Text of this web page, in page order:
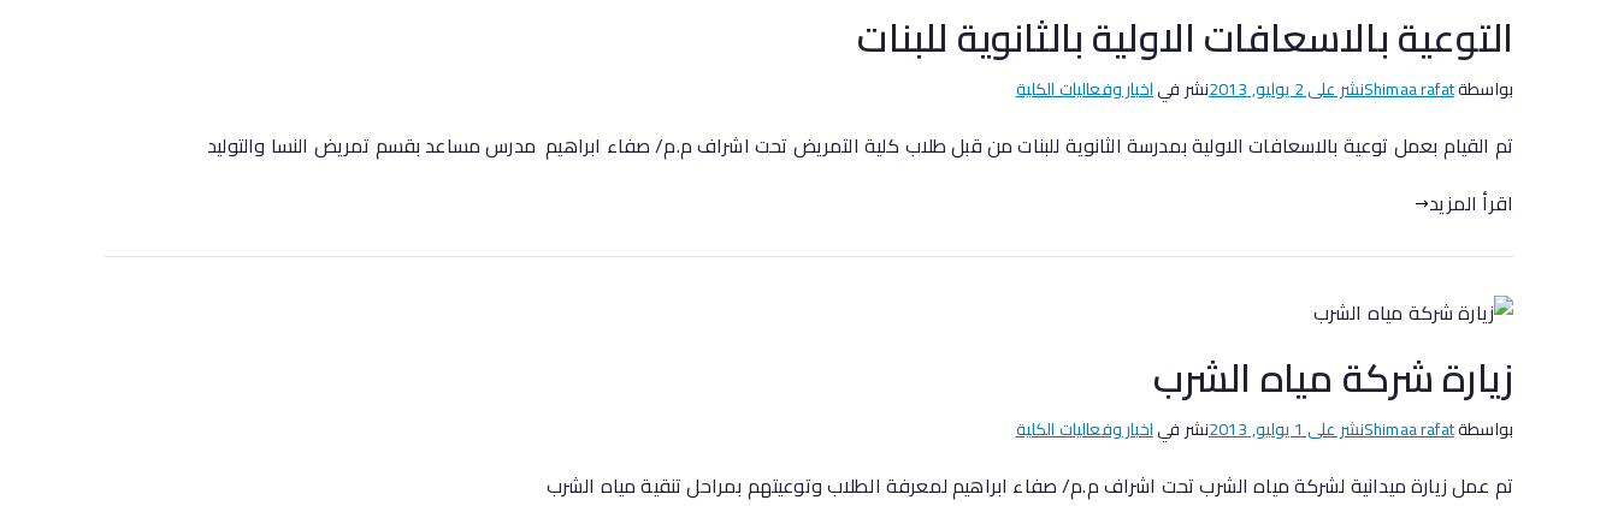
التوعية بالاسعافات الاولية بالثانوية للبنات
بواسطةShimaa rafatنشر على2 يوليو, 2013 نشر فياخبار وفعاليات الكلية
تم القيام بعمل توعية بالاسعافات الاولية بمدرسة الثانوية للبنات من قبل طلاب كلية التمريض تحت اشراف م.م/ صفاء ابراهيم مدرس مساعد بقسم تمريض النسا والتوليد
اقرأ المزيد
زيارة شركة مياه الشرب
بواسطةShimaa rafatنشر على1 يوليو, 2013 نشر فياخبار وفعاليات الكلية
تم عمل زيارة ميدانية لشركة مياه الشرب تحت اشراف م.م/ صفاء ابراهيم لمعرفة الطلاب وتوعيتهم بمراحل تنقية مياه الشرب